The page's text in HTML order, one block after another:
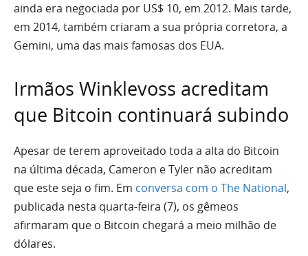
ainda era negociada por US$ 10, em 2012. Mais tarde,
em 2014, também criaram a sua própria corretora, a
Gemini, uma das mais famosas dos EUA.
Irmãos Winklevoss acreditam
que Bitcoin continuará subindo
Apesar de terem aproveitado toda a alta do Bitcoin
na última década, Cameron e Tyler não acreditam
que este seja o fim. Em conversa com o The National,
publicada nesta quarta-feira (7), os gêmeos
afirmaram que o Bitcoin chegará a meio milhão de
dólares.